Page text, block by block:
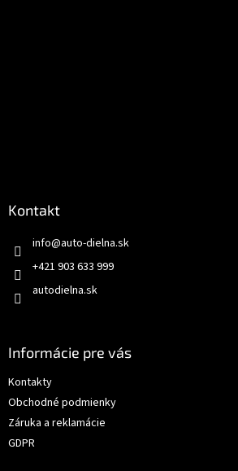
Kontakt
info@auto-dielna.sk
+421 903 633 999
autodielna.sk
Informácie pre vás
Kontakty
Obchodné podmienky
Záruka a reklamácie
GDPR